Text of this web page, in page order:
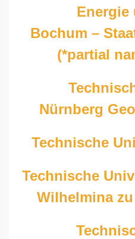
Energie
Bochum –
(*partial
Nürnberg
Technische
Wilhelmina